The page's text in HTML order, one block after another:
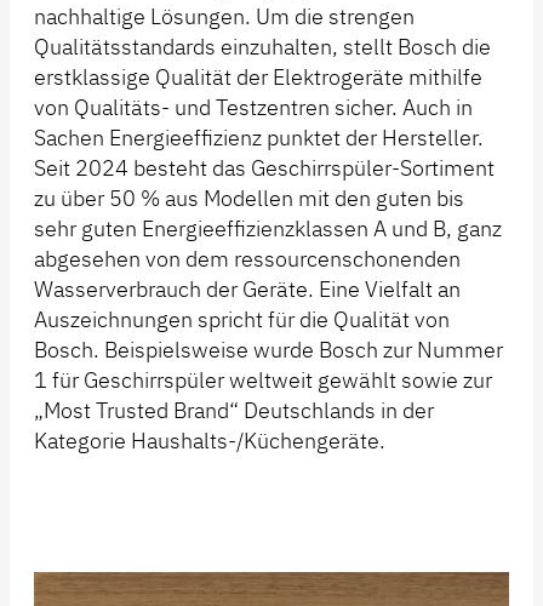
nachhaltige Lösungen. Um die strengen
Qualitätsstandards einzuhalten, stellt Bosch die
erstklassige Qualität der Elektrogeräte mithilfe
von Qualitäts- und Testzentren sicher. Auch in
Sachen Energieeffizienz punktet der Hersteller.
Seit 2024 besteht das Geschirrspüler-Sortiment
zu über 50 % aus Modellen mit den guten bis
sehr guten Energieeffizienzklassen A und B, ganz
abgesehen von dem ressourcenschonenden
Wasserverbrauch der Geräte. Eine Vielfalt an
Auszeichnungen spricht für die Qualität von
Bosch. Beispielsweise wurde Bosch zur Nummer
1 für Geschirrspüler weltweit gewählt sowie zur
„Most Trusted Brand“ Deutschlands in der
Kategorie Haushalts-/Küchengeräte.